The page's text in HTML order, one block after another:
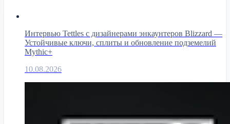
Интервью Tettles с дизайнерами энкаунтеров Blizzard —
Устойчивые ключи, сплиты и обновление подземелий
Mythic+
10.08.2026